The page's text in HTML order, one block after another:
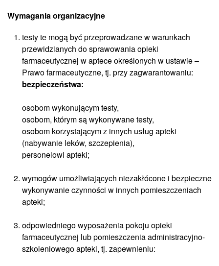
Wymagania organizacyjne
testy te mogą być przeprowadzane w warunkach
przewidzianych do sprawowania opieki
farmaceutycznej w aptece określonych w ustawie –
Prawo farmaceutyczne, tj. przy zagwarantowaniu:
bezpieczeństwa:
osobom wykonującym testy,
osobom, którym są wykonywane testy,
osobom korzystającym z innych usług apteki
(nabywanie leków, szczepienia),
personelowi apteki;
wymogów umożliwiających niezakłócone i bezpieczne
wykonywanie czynności w innych pomieszczeniach
apteki;
odpowiedniego wyposażenia pokoju opieki
farmaceutycznej lub pomieszczenia administracyjno-
szkoleniowego apteki, tj. zapewnieniu: